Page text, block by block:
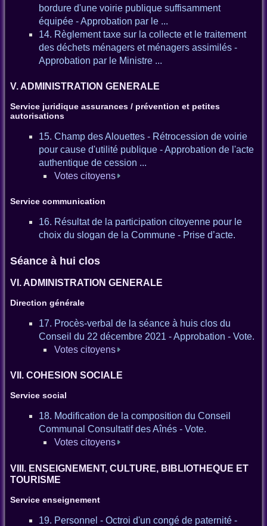
bordure d'une voirie publique suffisamment
équipée - Approbation par le ...
14. Règlement taxe sur la collecte et le traitement
des déchets ménagers et ménagers assimilés -
Approbation par le Ministre ...
V. ADMINISTRATION GENERALE
Service juridique assurances / prévention et petites
autorisations
15. Champ des Alouettes - Rétrocession de voirie
pour cause d'utilité publique - Approbation de l'acte
authentique de cession ...
Votes citoyens
Service communication
16. Résultat de la participation citoyenne pour le
choix du slogan de la Commune - Prise d’acte.
Séance à hui clos
VI. ADMINISTRATION GENERALE
Direction générale
17. Procès-verbal de la séance à huis clos du
Conseil du 22 décembre 2021 - Approbation - Vote.
Votes citoyens
VII. COHESION SOCIALE
Service social
18. Modification de la composition du Conseil
Communal Consultatif des Aînés - Vote.
Votes citoyens
VIII. ENSEIGNEMENT, CULTURE, BIBLIOTHEQUE ET
TOURISME
Service enseignement
19. Personnel - Octroi d'un congé de paternité -